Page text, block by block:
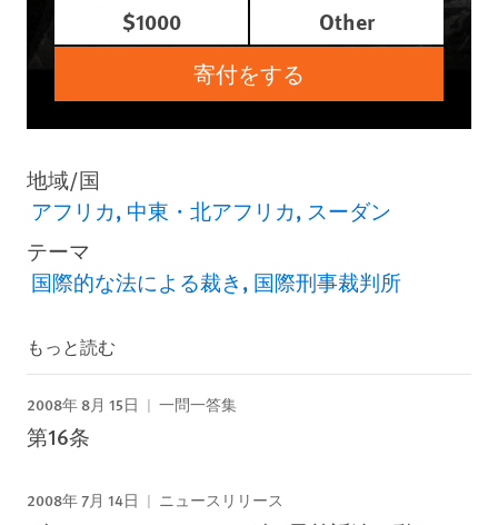
$1000
Other
寄付をする
地域/国
アフリカ 中東・北アフリカ スーダン
テーマ
国際的な法による裁き 国際刑事裁判所
もっと読む
2008年 8月 15日 一問一答集
第16条
2008年 7月 14日 ニュースリリース